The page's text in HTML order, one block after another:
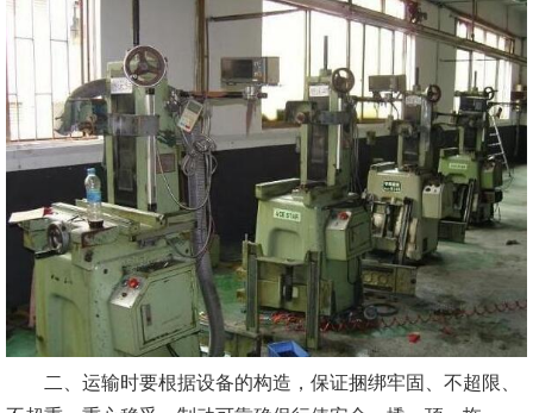
二、运输时要根据设备的构造，保证捆绑牢固、不超限、